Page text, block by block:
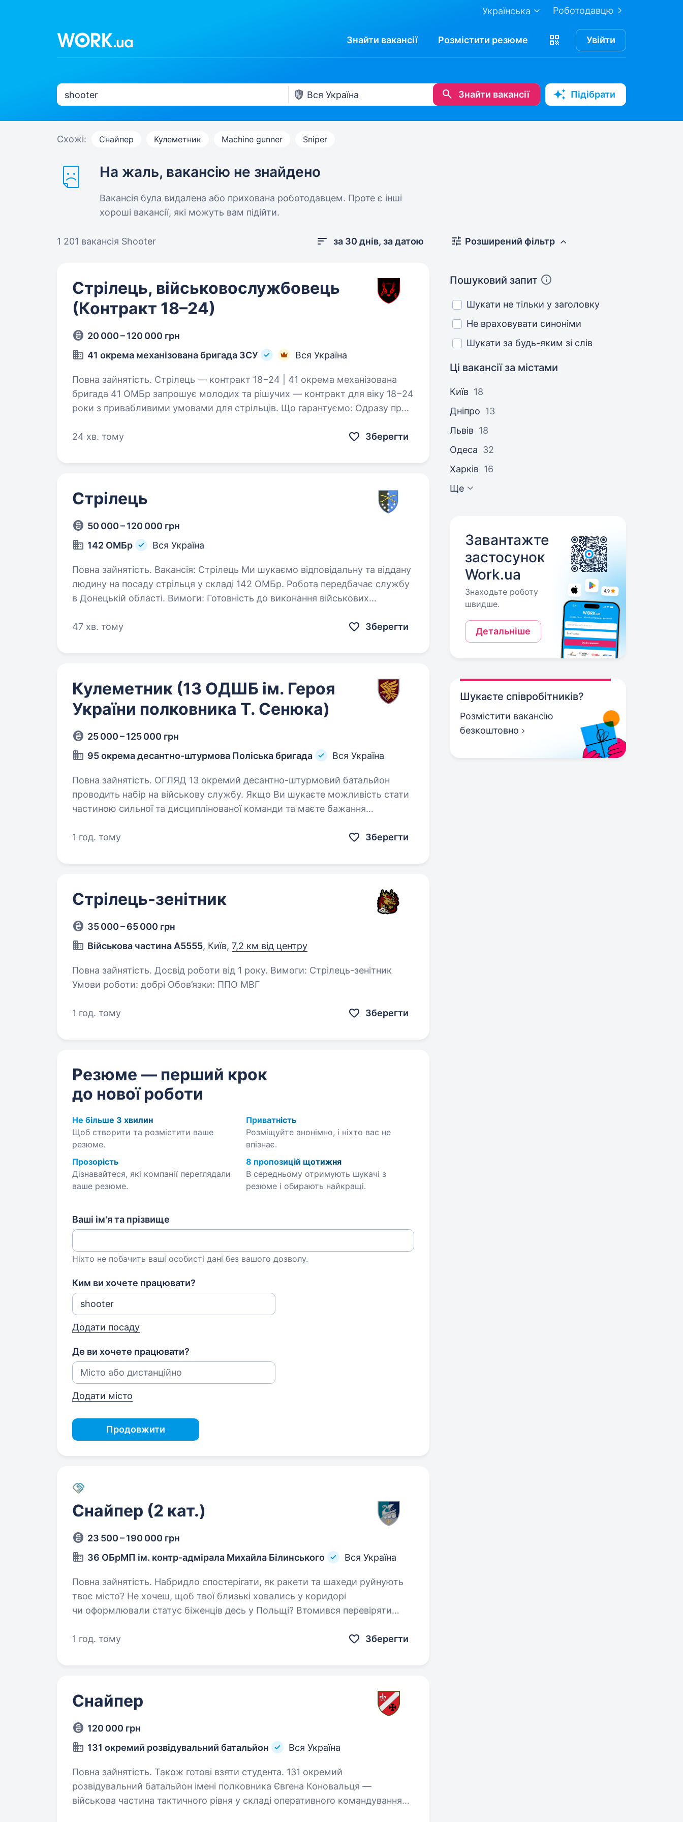
Роботодавцю
Українська
Знайти вакансії Розмістити резюме Увійти
Знайти вакансії Підібрати
Схожі: Снайпер Кулеметник Machine gunner Sniper
На жаль, вакансію не знайдено
Вакансія була видалена або прихована роботодавцем. Проте є інші
хороші вакансії, які можуть вам підійти.
1 201 вакансія Shooter за 30 днів, за датою
Стрілець, військовослужбовець
(Контракт 18–24)
20 000 – 120 000 грн
41 окрема механізована бригада ЗСУ
Вся Україна
Повна зайнятість. Стрілець — контракт 18−24 | 41 окрема механізована
бригада 41 ОМБр запрошує молодих та рішучих — контракт для віку 18−24
роки з привабливими умовами для стрільців. Що гарантуємо: Одразу при
24 хв. тому
Зберегти
Стрілець
50 000 – 120 000 грн
142 ОМБр
Вся Україна
Повна зайнятість. Вакансія: Стрілець Ми шукаємо відповідальну та віддану
людину на посаду стрільця у складі 142 ОМБр. Робота передбачає службу
в Донецькій області. Вимоги: Готовність до виконання військових
47 хв. тому
Зберегти
Кулеметник (13 ОДШБ ім. Героя
України полковника Т. Сенюка)
25 000 – 125 000 грн
95 окрема десантно-штурмова Поліська бригада
Вся Україна
Повна зайнятість. ОГЛЯД 13 окремий десантно-штурмовий батальйон
проводить набір на військову службу. Якщо Ви шукаєте можливість стати
частиною сильної та дисциплінованої команди та маєте бажання
1 год. тому
Зберегти
Стрілець-зенітник
35 000 – 65 000 грн
Військова частина А5555, Київ, 7,2 км від центру
Повна зайнятість. Досвід роботи від 1 року. Вимоги: Стрілець-зенітник
Умови роботи: добрі Обов’язки: ППО МВГ
1 год. тому Зберегти
Резюме — перший крок
до нової роботи
Не більше 3 хвилин
Щоб створити та розмістити ваше
резюме.
Приватність
Розміщуйте анонімно, і ніхто вас не
впізнає.
Прозорість
Дізнавайтеся, які компанії переглядали
ваше резюме.
8 пропозицій щотижня
В середньому отримують шукачі з
резюме і обирають найкращі.
Ваші ім'я та прізвище
Ніхто не побачить ваші особисті дані без вашого дозволу.
Ким ви хочете працювати?
Додати посаду
Де ви хочете працювати?
Додати місто
Продовжити
Снайпер (2 кат.)
23 500 – 190 000 грн
36 ОБрМП ім. контр-адмірала Михайла Білинського
Вся Україна
Повна зайнятість. Набридло спостерігати, як ракети та шахеди руйнують
твоє місто? Не хочеш, щоб твої близькі ховались у коридорі
чи оформлювали статус біженців десь у Польщі? Втомився перевіряти
1 год. тому
Зберегти
Снайпер
120 000 грн
131 окремий розвідувальний батальйон
Вся Україна
Повна зайнятість. Також готові взяти студента. 131 окремий
розвідувальний батальйон імені полковника Євгена Коновальця —
військова частина тактичного рівня у складі оперативного командування
Розширений фільтр
Пошуковий запит
Шукати не тільки у заголовку
Не враховувати синоніми
Шукати за будь-яким зі слів
Ці вакансії за містами
Київ 18
Дніпро 13
Львів 18
Одеса 32
Харків 16
Ще
Завантажте
застосунок
Work.ua
Знаходьте роботу
швидше.
Детальніше
Шукаєте співробітників?
Розмістити вакансію
безкоштовно